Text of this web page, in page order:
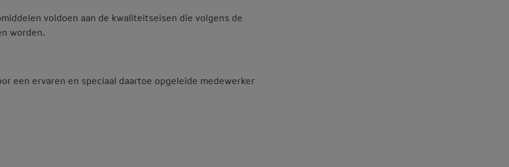
voldoen aan de kwaliteitseisen die volgens de
worden.
een ervaren en speciaal daartoe opgeleide medewerker